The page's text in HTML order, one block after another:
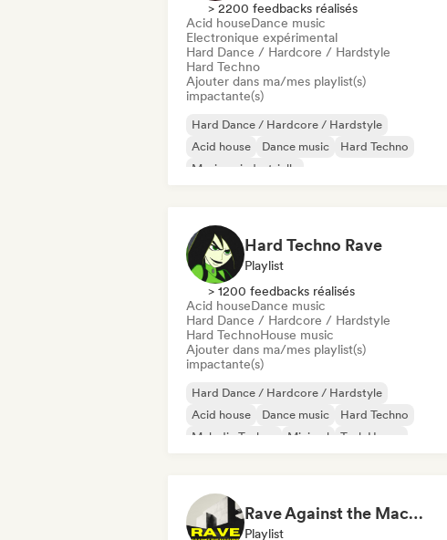
> 2200 feedbacks réalisés
Acid houseDance music
Electronique expérimental
Hard Dance / Hardcore / Hardstyle
Hard Techno
Ajouter dans ma/mes playlist(s)
impactante(s)
Hard Dance / Hardcore / Hardstyle
Acid house
Dance music
Hard Techno
Musique industrielle
Hard Techno Rave
Playlist
> 1200 feedbacks réalisés
Acid houseDance music
Hard Dance / Hardcore / Hardstyle
Hard TechnoHouse music
Ajouter dans ma/mes playlist(s)
impactante(s)
Hard Dance / Hardcore / Hardstyle
Acid house
Dance music
Hard Techno
Melodic Techno
Minimal
Tech House
Rave Against the Machine 🖤 Hard, Acid & Dark Techno
Playlist